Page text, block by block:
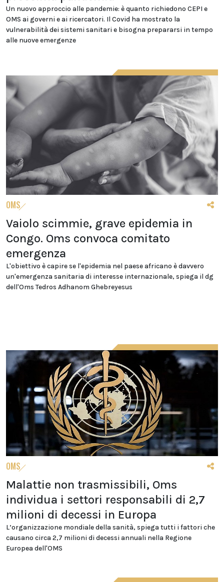
Un nuovo approccio alle pandemie: è quanto richiedono CEPI e
OMS ai governi e ai ricercatori. Il Covid ha mostrato la
vulnerabilità dei sistemi sanitari e bisogna prepararsi in tempo
alle nuove emergenze
OMS
Vaiolo scimmie, grave epidemia in
Congo. Oms convoca comitato
emergenza
L'obiettivo è capire se l'epidemia nel paese africano è davvero
un'emergenza sanitaria di interesse internazionale, spiega il dg
dell'Oms Tedros Adhanom Ghebreyesus
OMS
Malattie non trasmissibili, Oms
individua i settori responsabili di 2,7
milioni di decessi in Europa
L’organizzazione mondiale della sanità, spiega tutti i fattori che
causano circa 2,7 milioni di decessi annuali nella Regione
Europea dell'OMS